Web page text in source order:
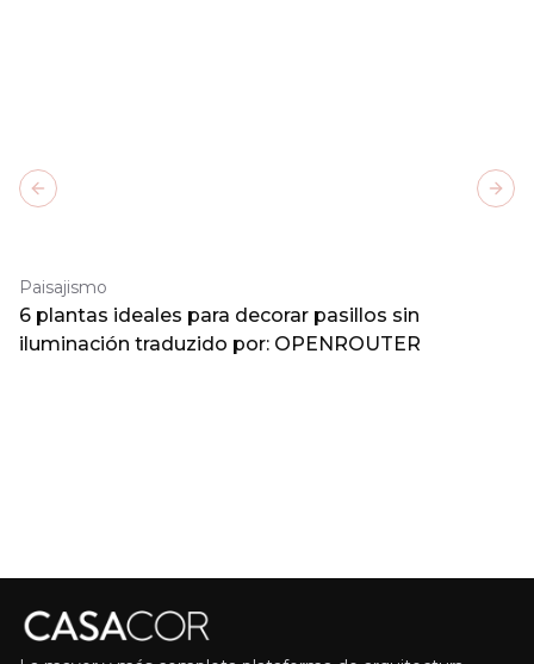
Paisajismo
6 plantas ideales para decorar pasillos sin
iluminación traduzido por: OPENROUTER
Previous slide